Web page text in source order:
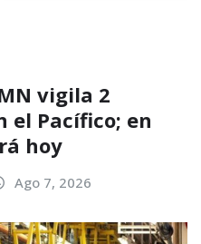
vigila 2
el Pacífico; en
hoy
Ago 7, 2026